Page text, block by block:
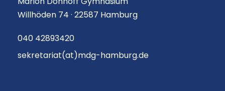
Willhöden 74 · 22587 Hamburg
040 42893420
sekretariat(at)mdg-hamburg.de